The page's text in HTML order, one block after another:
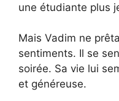
une étudiante plus
Mais Vadim ne
sentiments. Il se
soirée. Sa vie lui
et généreuse.